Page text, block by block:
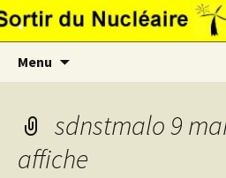
Aller
au .
Menu
sdnstmalo 9
affiche